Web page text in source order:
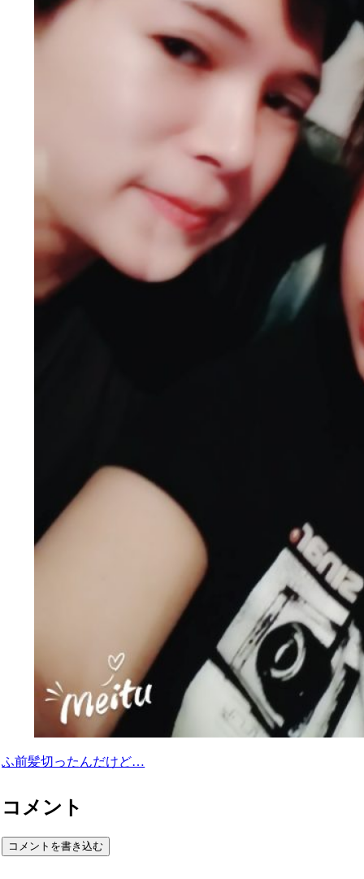
ふ前髪切ったんだけど…
コメント
コメントを書き込む